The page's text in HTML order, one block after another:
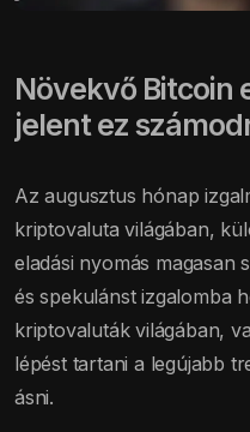
Növekvő Bitcoin
jelent ez
Az augusztus hónap
kriptovaluta világában,
eladási nyomás magasan
és spekulánst izgalomba
kriptovaluták világában,
lépést tartani a legújabb
ásni.